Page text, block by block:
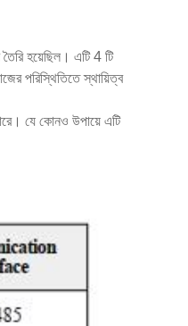
হয়েছিল। এটি 4 টি
পরিস্থিতিতে স্থায়িত্ব
যে কোনও উপায়ে এটি